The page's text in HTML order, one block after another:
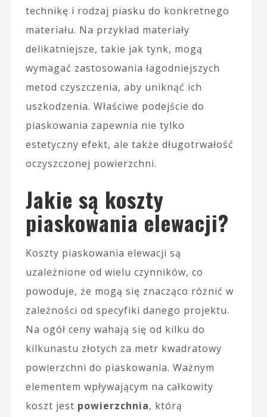
technikę i rodzaj piasku do konkretnego
materiału. Na przykład materiały
delikatniejsze, takie jak tynk, mogą
wymagać zastosowania łagodniejszych
metod czyszczenia, aby uniknąć ich
uszkodzenia. Właściwe podejście do
piaskowania zapewnia nie tylko
estetyczny efekt, ale także długotrwałość
oczyszczonej powierzchni.
Jakie są koszty
piaskowania elewacji?
Koszty piaskowania elewacji są
uzależnione od wielu czynników, co
powoduje, że mogą się znacząco różnić w
zależności od specyfiki danego projektu.
Na ogół ceny wahają się od kilku do
kilkunastu złotych za metr kwadratowy
powierzchni do piaskowania. Ważnym
elementem wpływającym na całkowity
koszt jest powierzchnia, którą